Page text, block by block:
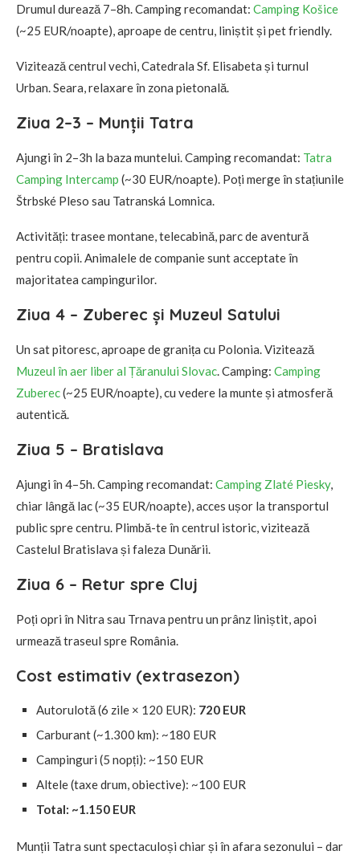
Drumul durează 7–8h. Camping recomandat: Camping Košice
(~25 EUR/noapte), aproape de centru, liniștit și pet friendly.
Vizitează centrul vechi, Catedrala Sf. Elisabeta și turnul
Urban. Seara, relaxare în zona pietonală.
Ziua 2–3 – Munții Tatra
Ajungi în 2–3h la baza muntelui. Camping recomandat: Tatra
Camping Intercamp (~30 EUR/noapte). Poți merge în stațiunile
Štrbské Pleso sau Tatranská Lomnica.
Activități: trasee montane, telecabină, parc de aventură
pentru copii. Animalele de companie sunt acceptate în
majoritatea campingurilor.
Ziua 4 – Zuberec și Muzeul Satului
Un sat pitoresc, aproape de granița cu Polonia. Vizitează
Muzeul în aer liber al Țăranului Slovac. Camping: Camping
Zuberec(~25 EUR/noapte), cu vedere la munte și atmosferă
autentică.
Ziua 5 – Bratislava
Ajungi în 4–5h. Camping recomandat: Camping Zlaté Piesky,
chiar lângă lac (~35 EUR/noapte), acces ușor la transportul
public spre centru. Plimbă-te în centrul istoric, vizitează
Castelul Bratislava și faleza Dunării.
Ziua 6 – Retur spre Cluj
Poți opri în Nitra sau Trnava pentru un prânz liniștit, apoi
urmează traseul spre România.
Cost estimativ (extrasezon)
Autorulotă (6 zile × 120 EUR): 720 EUR
Carburant (~1.300 km): ~180 EUR
Campinguri (5 nopți): ~150 EUR
Altele (taxe drum, obiective): ~100 EUR
Total: ~1.150 EUR
Munții Tatra sunt spectaculoși chiar și în afara sezonului – dar